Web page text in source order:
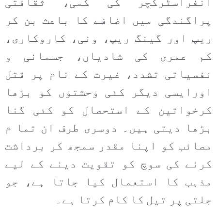
پراگندگی میں اضافے کا باعث بن کر
ریپ اور گینگ ریپ، ونی، کاروکاری،
کم عمری کی شادیاں، جسمانی و
نفسیاتی تشدد، غیرت کے نام پر قتل
اورایسی دیگر کئی وحشتوں کو بڑھا
کرخواتین کے استحصال کو کئی گنا
بڑھا دیتی ہیں۔ دوسری طرف ان تما م
مصائب کو اپنا مقدر سمجھ کر برداشت
کرنے کی سوچ کو تقویت دینے کے لیے
مذہب کا استعمال کیا جاتا ہے، جو
جلتی پر تیل کا کام کرتا ہے۔